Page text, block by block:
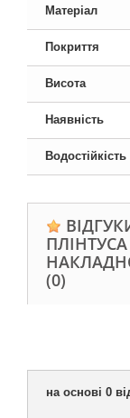
Матеріал
Покриття
Висота
Наявність
Водостійкість
(0)
на основі 0